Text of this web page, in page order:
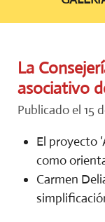
La
asociativo
Publicado el 15
El proyecto
como
Carmen